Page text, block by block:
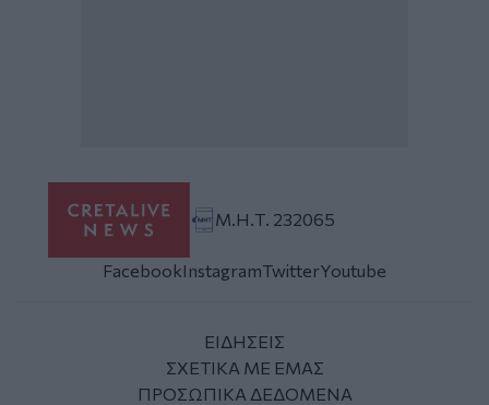
Μ.Η.Τ. 232065
FacebookInstagramTwitterYoutube
ΕΙΔΗΣΕΙΣ
ΣΧΕΤΙΚΑ ΜΕ ΕΜΑΣ
ΠΡΟΣΩΠΙΚΑ ΔΕΔΟΜΕΝΑ